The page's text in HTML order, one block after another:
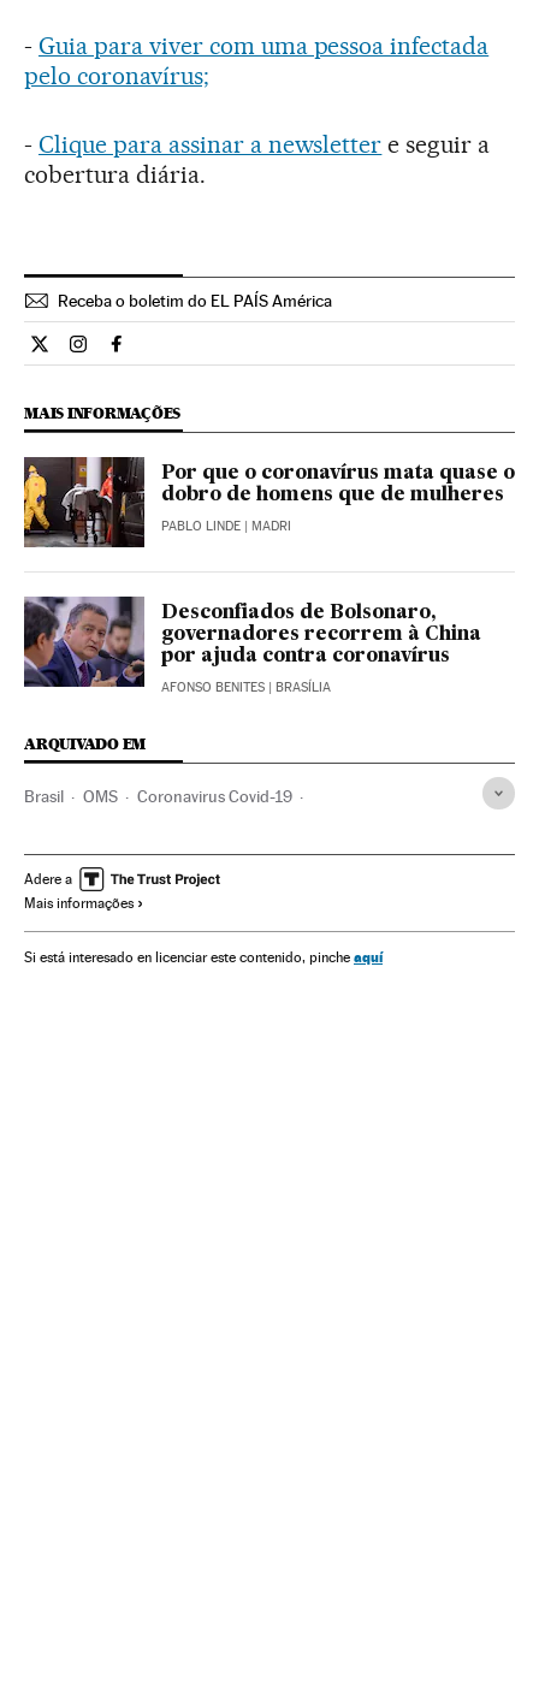
- Guia para viver com uma pessoa infectada
pelo coronavírus;
- Clique para assinar a newsletter e seguir a
cobertura diária.
Receba o boletim do EL PAÍS América
Internacional El País Brasil en Twitter
Internacional El País Brasil en Instagram
Internacional El País Brasil en Facebook
MAIS INFORMAÇÕES
Por que o coronavírus mata quase o
dobro de homens que de mulheres
PABLO LINDE | MADRI
Desconfiados de Bolsonaro,
governadores recorrem à China
por ajuda contra coronavírus
AFONSO BENITES | BRASÍLIA
ARQUIVADO EM
Brasil OMS Coronavirus Covid-19
Doenças infecciosas Doenças respiratórias
Ministério Saúde
Adere a
Mais informações
Si está interesado en licenciar este contenido, pinche aquí